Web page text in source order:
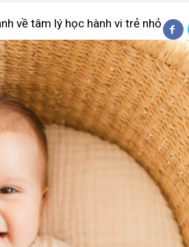
về tâm lý học hành vi trẻ nhỏ